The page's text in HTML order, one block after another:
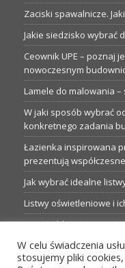
Zaciski spawalnicze.
Jakie siedzisko wybrać
Ceownik UPE – poznaj
nowoczesnym
Lamele do malowania
W jaki sposób wybrać
konkretnego zadania
Łazienka inspirowana
prezentują
Jak wybrać idealne
Listwy oświetleniowe i
Garaże blaszane:
Profesjonalne
W celu świadczenia
stosujemy pliki